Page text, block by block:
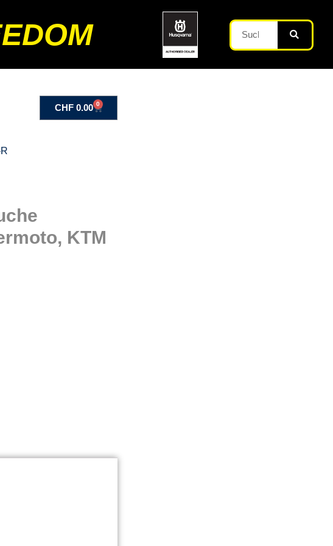
CHF 0.00 0
KTM